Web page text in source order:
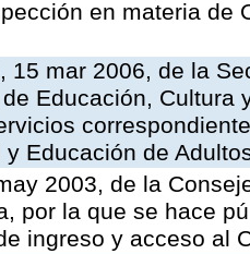
en materia de
15 mar 2006, de la
Educación, Cultura
y Educación de
2003, de la
por la que se hace
ingreso y acceso al